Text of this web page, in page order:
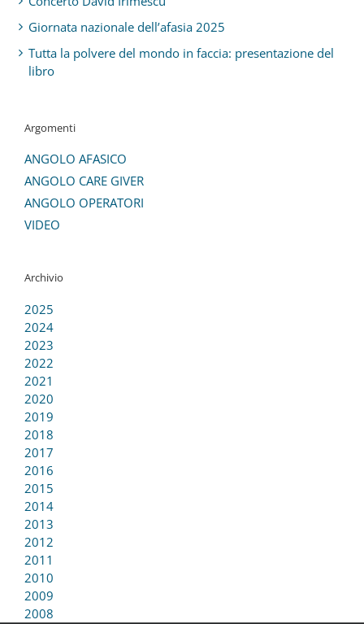
Giornata nazionale dell’afasia 2025
Tutta la polvere del mondo in faccia: presentazione del
libro
Argomenti
ANGOLO AFASICO
ANGOLO CARE GIVER
ANGOLO OPERATORI
VIDEO
Archivio
2025
2024
2023
2022
2021
2020
2019
2018
2017
2016
2015
2014
2013
2012
2011
2010
2009
2008